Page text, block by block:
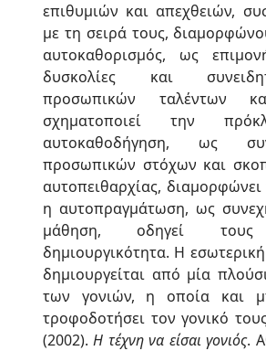
επιθυμιών και απεχθειών,
με τη σειρά τους,
αυτοκαθορισμός, ως
δυσκολίες και
προσωπικών ταλέντων
σχηματοποιεί την
αυτοκαθοδήγηση, ως
προσωπικών στόχων και
αυτοπειθαρχίας, διαμορφώνει
η αυτοπραγμάτωση, ως
μάθηση, οδηγεί
δημιουργικότητα. Η
δημιουργείται από μία
των γονιών, η οποία και
τροφοδοτήσει τον γονικό
(2002).Η τέχνη να είσαι γονιός.